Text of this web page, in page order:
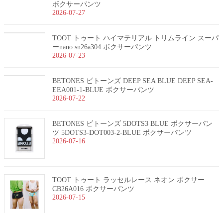
ボクサーパンツ
2026-07-27
TOOT トゥート ハイマテリアル トリムライン スーパ
ーnano sn26a304 ボクサーパンツ
2026-07-23
BETONES ビトーンズ DEEP SEA BLUE DEEP SEA-
EEA001-1-BLUE ボクサーパンツ
2026-07-22
BETONES ビトーンズ 5DOTS3 BLUE ボクサーパン
ツ 5DOTS3-DOT003-2-BLUE ボクサーパンツ
2026-07-16
TOOT トゥート ラッセルレース ネオン ボクサー
CB26A016 ボクサーパンツ
2026-07-15